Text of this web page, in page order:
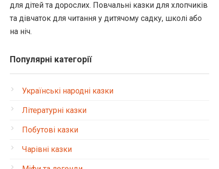
для дітей та дорослих. Повчальні казки для хлопчиків
та дівчаток для читання у дитячому садку, школі або
на ніч.
Популярні категорії
Українські народні казки
Літературні казки
Побутові казки
Чарівні казки